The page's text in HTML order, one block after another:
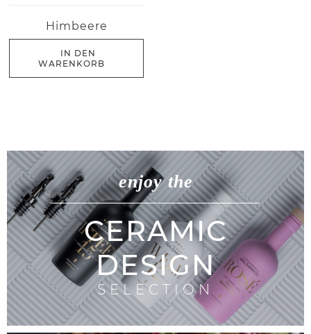
Himbeere
IN DEN
WARENKORB
enjoy the
CERAMIC
DESIGN
SELECTION